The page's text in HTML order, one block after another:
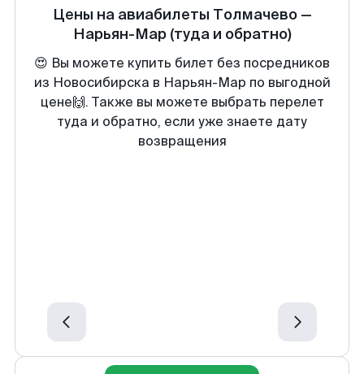
Цены на авиабилеты Толмачево—
Нарьян-Мар (туда и обратно)
😍 Вы можете купить билет без посредников
из Новосибирска в Нарьян-Мар по выгодной
цене🙌. Также вы можете выбрать перелет
туда и обратно, если уже знаете дату
возвращения